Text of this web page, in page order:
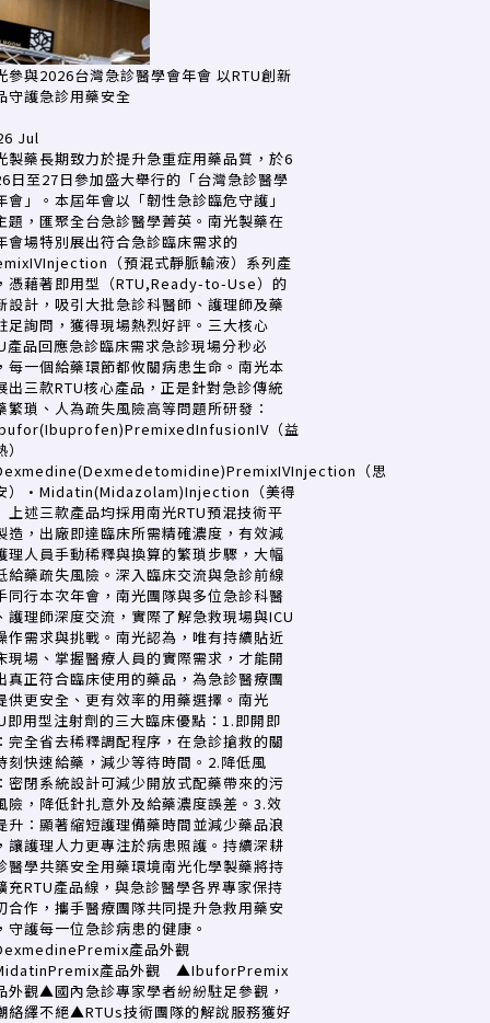
參與2026台灣急診醫學會年會 以RTU創新
守護急診用藥安全
Jul
製藥長期致力於提升急重症用藥品質，於6
日至27日參加盛大舉行的「台灣急診醫學
會」。本屆年會以「韌性急診臨危守護」
題，匯聚全台急診醫學菁英。南光製藥在
會場特別展出符合急診臨床需求的
（預混式靜脈輸液）系列產
憑藉著即用型（RTU,Ready-to-Use）的
設計，吸引大批急診科醫師、護理師及藥
足詢問，獲得現場熱烈好評。三大核心
產品回應急診臨床需求急診現場分秒必
每一個給藥環節都攸關病患生命。南光本
出三款RTU核心產品，正是針對急診傳統
繁瑣、人為疏失風險高等問題所研發：
（益
（思
）•Midatin(Midazolam)Injection（美得
上述三款產品均採用南光RTU預混技術平
造，出廠即達臨床所需精確濃度，有效減
理人員手動稀釋與換算的繁瑣步驟，大幅
給藥疏失風險。深入臨床交流與急診前線
同行本次年會，南光團隊與多位急診科醫
護理師深度交流，實際了解急救現場與ICU
作需求與挑戰。南光認為，唯有持續貼近
現場、掌握醫療人員的實際需求，才能開
真正符合臨床使用的藥品，為急診醫療團
供更安全、更有效率的用藥選擇。南光
即用型注射劑的三大臨床優點：1.即開即
完全省去稀釋調配程序，在急診搶救的關
刻快速給藥，減少等待時間。2.降低風
密閉系統設計可減少開放式配藥帶來的污
險，降低針扎意外及給藥濃度誤差。3.效
升：顯著縮短護理備藥時間並減少藥品浪
讓護理人力更專注於病患照護。持續深耕
醫學共築安全用藥環境南光化學製藥將持
充RTU產品線，與急診醫學各界專家保持
合作，攜手醫療團隊共同提升急救用藥安
守護每一位急診病患的健康。
產品外觀
產品外觀 ▲IbuforPremix
外觀▲國內急診專家學者紛紛駐足參觀，
絡繹不絕▲RTUs技術團隊的解說服務獲好